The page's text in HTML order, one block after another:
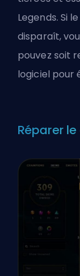
Legends. Si
disparaît,
pouvez soit
logiciel pour
Réparer